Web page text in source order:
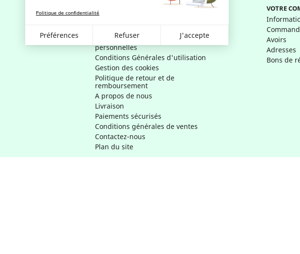
Politique de confidentialité
Préférences Refuser J'accepte
Notre société
RGPD - Politique de confidentialité
et d'utilisation des données
personnelles
Conditions Générales d'utilisation
Gestion des cookies
Politique de retour et de
remboursement
A propos de nous
Livraison
Paiements sécurisés
Conditions générales de ventes
Contactez-nous
Plan du site
VOTRE
Avoirs
Adresses
Bons de